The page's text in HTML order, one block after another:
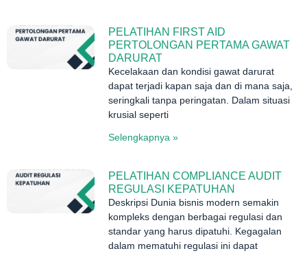
PELATIHAN FIRST AID
PERTOLONGAN PERTAMA GAWAT
DARURAT
Kecelakaan dan kondisi gawat darurat
dapat terjadi kapan saja dan di mana saja,
seringkali tanpa peringatan. Dalam situasi
krusial seperti
Selengkapnya »
PELATIHAN COMPLIANCE AUDIT
REGULASI KEPATUHAN
Deskripsi Dunia bisnis modern semakin
kompleks dengan berbagai regulasi dan
standar yang harus dipatuhi. Kegagalan
dalam mematuhi regulasi ini dapat